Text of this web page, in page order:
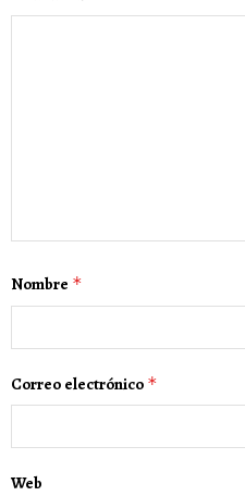
Nombre *
Correo electrónico *
Web